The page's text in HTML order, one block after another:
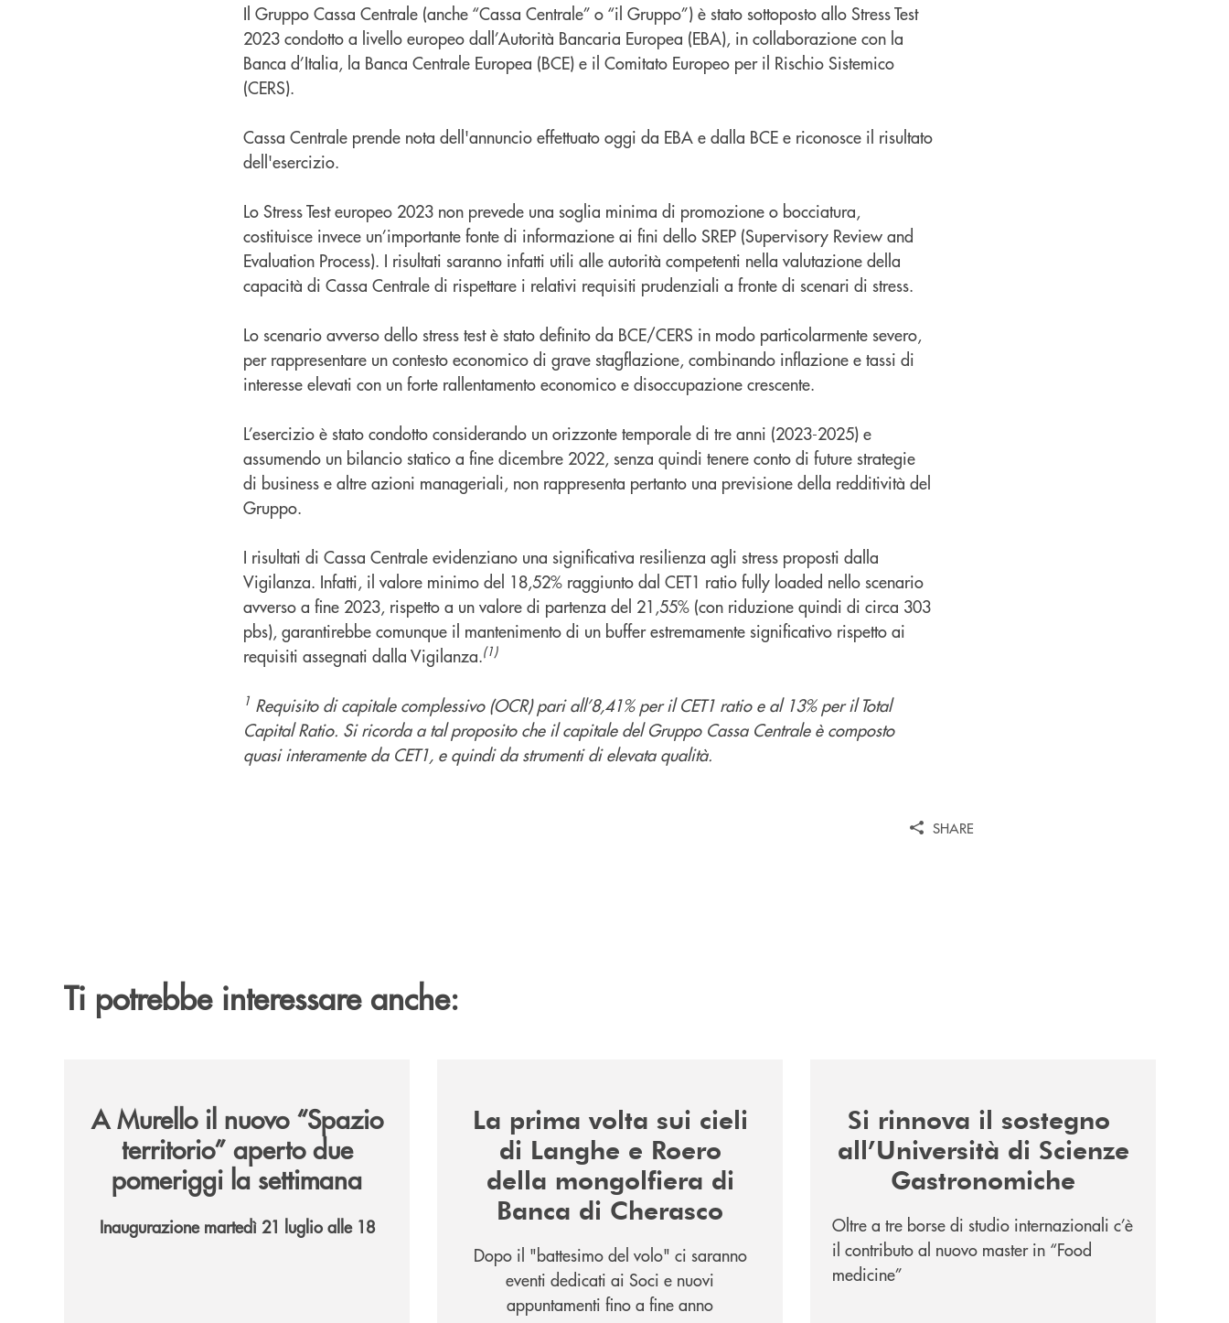
Il Gruppo Cassa Centrale (anche “Cassa Centrale” o “il Gruppo”) è stato sottoposto allo Stress Test
2023 condotto a livello europeo dall’Autorità Bancaria Europea (EBA), in collaborazione con la
Banca d’Italia, la Banca Centrale Europea (BCE) e il Comitato Europeo per il Rischio Sistemico
(CERS).
Cassa Centrale prende nota dell'annuncio effettuato oggi da EBA e dalla BCE e riconosce il risultato
dell'esercizio.
Lo Stress Test europeo 2023 non prevede una soglia minima di promozione o bocciatura,
costituisce invece un’importante fonte di informazione ai fini dello SREP (Supervisory Review and
Evaluation Process). I risultati saranno infatti utili alle autorità competenti nella valutazione della
capacità di Cassa Centrale di rispettare i relativi requisiti prudenziali a fronte di scenari di stress.
Lo scenario avverso dello stress test è stato definito da BCE/CERS in modo particolarmente severo,
per rappresentare un contesto economico di grave stagflazione, combinando inflazione e tassi di
interesse elevati con un forte rallentamento economico e disoccupazione crescente.
L’esercizio è stato condotto considerando un orizzonte temporale di tre anni (2023-2025) e
assumendo un bilancio statico a fine dicembre 2022, senza quindi tenere conto di future strategie
di business e altre azioni manageriali, non rappresenta pertanto una previsione della redditività del
Gruppo.
I risultati di Cassa Centrale evidenziano una significativa resilienza agli stress proposti dalla
Vigilanza. Infatti, il valore minimo del 18,52% raggiunto dal CET1 ratio fully loaded nello scenario
avverso a fine 2023, rispetto a un valore di partenza del 21,55% (con riduzione quindi di circa 303
pbs), garantirebbe comunque il mantenimento di un buffer estremamente significativo rispetto ai
requisiti assegnati dalla Vigilanza.(1)
1 Requisito di capitale complessivo (OCR) pari all’8,41% per il CET1 ratio e al 13% per il Total
Capital Ratio. Si ricorda a tal proposito che il capitale del Gruppo Cassa Centrale è composto
quasi interamente da CET1, e quindi da strumenti di elevata qualità.
SHARE
Ti potrebbe interessare anche:
A Murello il nuovo “Spazio
territorio” aperto due
pomeriggi la settimana
Inaugurazione martedì 21 luglio alle 18
La prima volta sui cieli
di Langhe e Roero
della mongolfiera di
Banca di Cherasco
Dopo il "battesimo del volo" ci saranno
eventi dedicati ai Soci e nuovi
appuntamenti fino a fine anno
Si rinnova il sostegno
all’Università di Scienze
Gastronomiche
Oltre a tre borse di studio internazionali c’è
il contributo al nuovo master in “Food
medicine”